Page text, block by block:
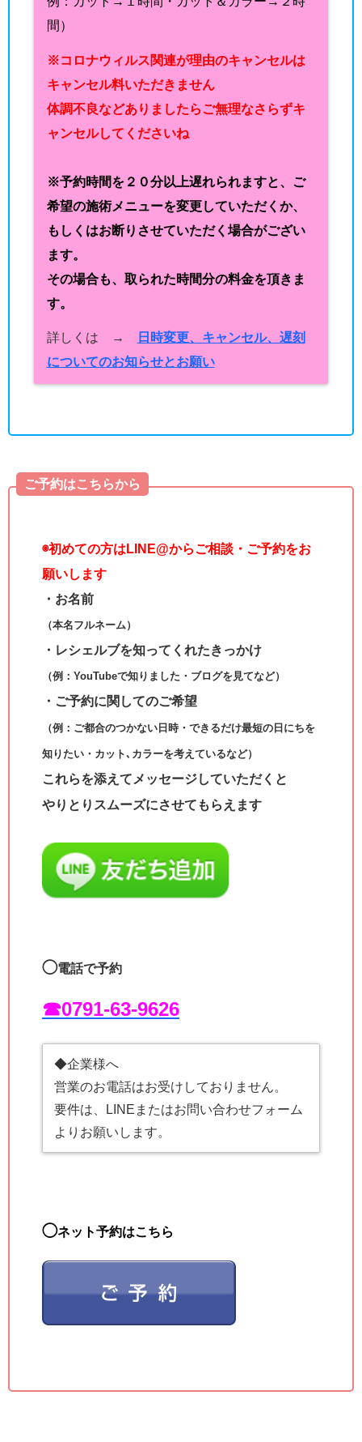
間）
※コロナウィルス関連が理由のキャンセルは
キャンセル料いただきません
体調不良などありましたらご無理なさらずキ
ャンセルしてくださいね
※予約時間を２０分以上遅れられますと、ご
希望の施術メニューを変更していただくか、
もしくはお断りさせていただく場合がござい
ます。
その場合も、取られた時間分の料金を頂きま
す。
詳しくは →
日時変更、キャンセル、遅刻
についてのお知らせとお願い
ご予約はこちらから
◉初めての方はLINE@からご相談・ご予約をお
願いします
・お名前
（本名フルネーム）
・レシェルブを知ってくれたきっかけ
（例：YouTubeで知りました・ブログを見てなど）
・ご予約に関してのご希望
（例：ご都合のつかない日時・できるだけ最短の日にちを
知りたい・カット､カラーを考えているなど）
これらを添えてメッセージしていただくと
やりとりスムーズにさせてもらえます
◯電話で予約
☎︎0791-63-9626
◆企業様へ
営業のお電話はお受けしておりません。
要件は、LINEまたはお問い合わせフォーム
よりお願いします。
◯ネット予約はこちら